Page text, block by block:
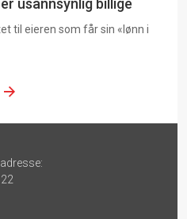
usannsynlig billige
til eieren som får sin «lønn i